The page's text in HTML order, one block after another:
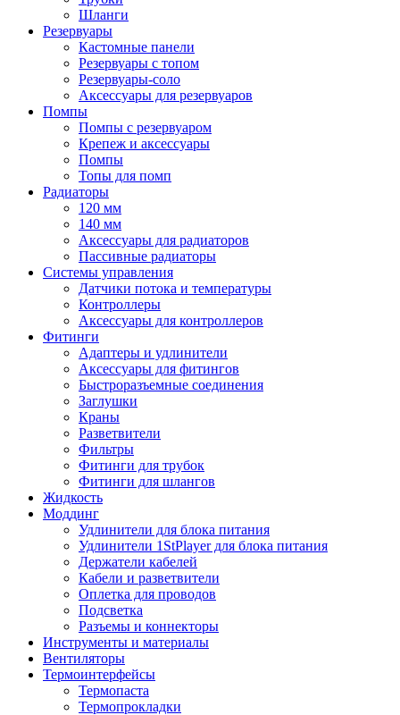
Шланги
Резервуары
Кастомные панели
Резервуары с топом
Резервуары-соло
Аксессуары для резервуаров
Помпы
Помпы с резервуаром
Крепеж и аксессуары
Помпы
Топы для помп
Радиаторы
120 мм
140 мм
Аксессуары для радиаторов
Пассивные радиаторы
Системы управления
Датчики потока и температуры
Контроллеры
Аксессуары для контроллеров
Фитинги
Адаптеры и удлинители
Аксессуары для фитингов
Быстроразъемные соединения
Заглушки
Краны
Разветвители
Фильтры
Фитинги для трубок
Фитинги для шлангов
Жидкость
Моддинг
Удлинители для блока питания
Удлинители 1StPlayer для блока питания
Держатели кабелей
Кабели и разветвители
Оплетка для проводов
Подсветка
Разъемы и коннекторы
Инструменты и материалы
Вентиляторы
Термоинтерфейсы
Термопаста
Термопрокладки